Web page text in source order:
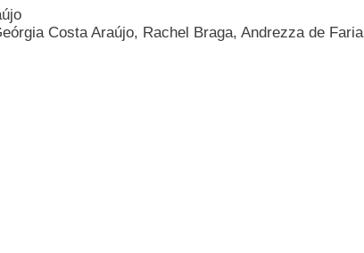
Costa Araújo, Rachel Braga, Andrezza de Faria